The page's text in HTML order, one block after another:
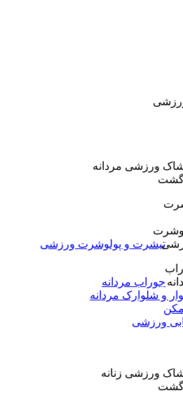
ورزشی مردانه
تیشرت و پولوشرت ورزشی
جوراب مردانه
و شلوارک مردانه
ورزشی
ورزشی زنانه